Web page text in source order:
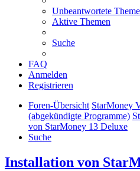
Unbeantwortete
Aktive Themen
Suche
FAQ
Anmelden
Registrieren
Foren-Übersicht StarMoney
(abgekündigte Programme)
von StarMoney 13 Deluxe
Suche
Installation von